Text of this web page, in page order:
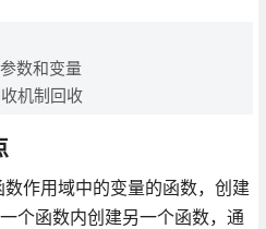
数和变量
机制回收
作用域中的变量的函数，创建
个函数内创建另一个函数，通